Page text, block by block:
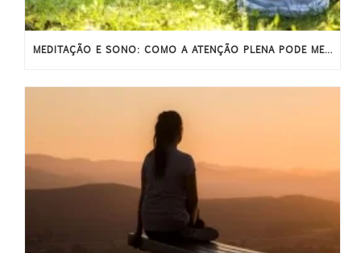
MEDITAÇÃO E SONO: COMO A ATENÇÃO PLENA PODE MELHORAR O SONO